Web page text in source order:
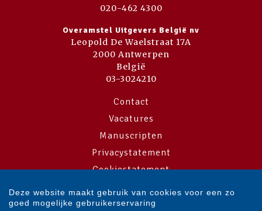
020-462 4300
Overamstel Uitgevers België nv
Leopold De Waelstraat 17A
2000 Antwerpen
België
03-3024210
Contact
Vacatures
Manuscripten
Privacystatement
Cookiestatement
Cookie-instellingen
Deze website maakt gebruik van cookies voor een zo
goed mogelijke gebruikerservaring